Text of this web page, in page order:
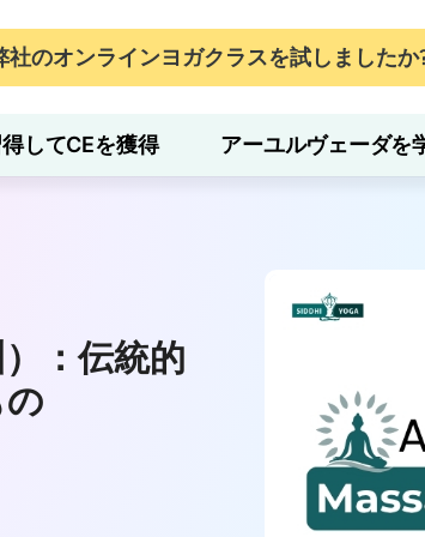
社のオンラインヨガクラスを試しましたか
してCEを獲得 アーユルヴェーダを
：伝統的